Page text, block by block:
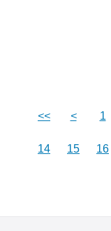
<< < 1
14 15 16